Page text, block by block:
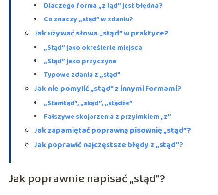
Dlaczego forma „z tąd” jest błędna?
Co znaczy „stąd” w zdaniu?
Jak używać słowa „stąd” w praktyce?
„Stąd” jako określenie miejsca
„Stąd” jako przyczyna
Typowe zdania z „stąd”
Jak nie pomylić „stąd” z innymi formami?
„Stamtąd”, „skąd”, „stądże”
Fałszywe skojarzenia z przyimkiem „z”
Jak zapamiętać poprawną pisownię „stąd”?
Jak poprawić najczęstsze błędy z „stąd”?
Jak poprawnie napisać „stąd”?